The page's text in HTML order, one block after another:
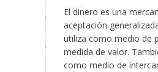
El dinero es una
aceptación
utiliza como medio de
medida de valor.
como medio de